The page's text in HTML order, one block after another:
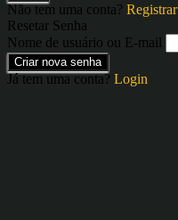
Não tem uma conta? Registrar
Resetar Senha
Nome de usuário ou E-mail
Criar nova senha
Já tem uma conta? Login